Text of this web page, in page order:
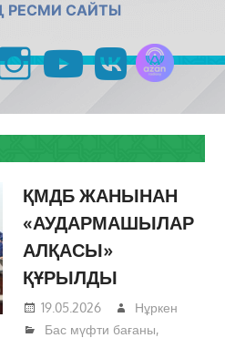
РЕСМИ САЙТЫ
instagramyoutubevk
ҚМДБ ЖАНЫНАН
«АУДАРМАШЫЛАР
АЛҚАСЫ»
ҚҰРЫЛДЫ
19.05.2026
Нұркен
Бас мүфти бағаны,